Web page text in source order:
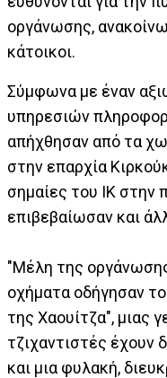
οργάνωσης,
κάτοικοι.
Σύμφωνα με έναν
υπηρεσιών
απήχθησαν από τα
στην επαρχία
σημαίες του ΙΚ στην
επιβεβαίωσαν και
"Μέλη της
οχήματα οδήγησαν
της Χαουίτζα", μιας
τζιχαντιστές έχουν
και μια φυλακή,